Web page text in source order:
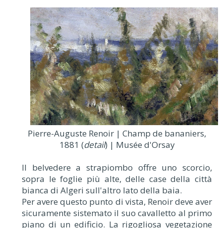
Pierre-Auguste Renoir | Champ de bananiers,
1881 (detail) | Musée d'Orsay
Il belvedere a strapiombo offre uno scorcio,
sopra le foglie più alte, delle case della città
bianca di Algeri sull'altro lato della baia.
Per avere questo punto di vista, Renoir deve aver
sicuramente sistemato il suo cavalletto al primo
piano di un edificio. La rigogliosa vegetazione